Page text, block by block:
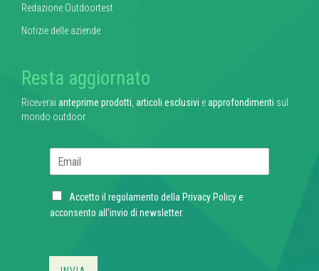
Redazione Outdoortest
Notizie delle aziende
Resta aggiornato
Riceverai anteprime prodotti, articoli esclusivi eapprofondimenti sul
mondo outdoor
l
C
h
Accetto il regolamento della Privacy Policye
acconsento all'invio di newsletter.